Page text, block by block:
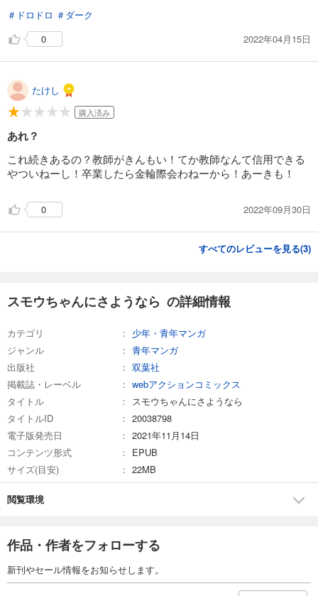
＃ドロドロ ＃ダーク
0
2022年04月15日
たけし
購入済み
あれ？
これ続きあるの？教師がきんもい！てか教師なんて信用できる
やついねーし！卒業したら金輪際会わねーから！あーきも！
0 2022年09月30日
すべてのレビューを見る(3)
スモウちゃんにさようなら の詳細情報
カテゴリ
少年・青年マンガ
ジャンル
青年マンガ
出版社
双葉社
掲載誌・レーベル
webアクションコミックス
タイトル
スモウちゃんにさようなら
タイトルID
20038798
電子版発売日
2021年11月14日
コンテンツ形式
EPUB
サイズ(目安)
22MB
閲覧環境
作品・作者をフォローする
新刊やセール情報をお知らせします。